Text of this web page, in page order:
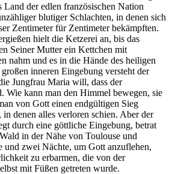
Land der edlen französischen Nation
blutiger Schlachten, in denen sich
Zentimeter für Zentimeter bekämpften.
hielt die Ketzerei an, bis das
Seiner Mutter ein Kettchen mit
nahm und es in die Hände des heiligen
inneren Eingebung versteht der
Jungfrau Maria will, dass der
Wie kann man den Himmel bewegen, sie
von Gott einen endgültigen Sieg
in denen alles verloren schien. Aber der
durch eine göttliche Eingebung, betrat
in der Nähe von Toulouse und
und zwei Nächte, um Gott anzuflehen,
zu erbarmen, die von der
mit Füßen getreten wurde.